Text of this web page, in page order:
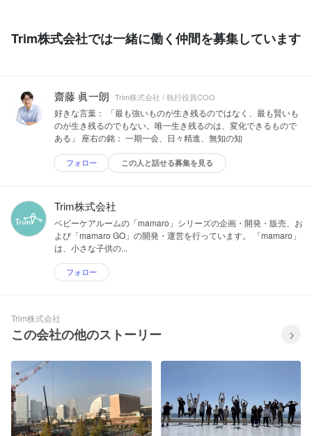
Trim株式会社では一緒に働く仲間を募集しています
齋藤 眞一朗 Trim株式会社 / 執行役員COO
好きな言葉： 「最も強いものが生き残るのではなく、最も賢いも
のが生き残るのでもない。唯一生き残るのは、変化できるもので
ある」 座右の銘： 一期一会、日々精進、無知の知
フォロー この人と話せる募集を見る
Trim株式会社
ベビーケアルームの「mamaro」シリーズの企画・開発・販売、お
よび「mamaro GO」の開発・運営を行っています。 「mamaro」
は、小さな子供の...
フォロー
Trim株式会社
この会社の他のストーリー